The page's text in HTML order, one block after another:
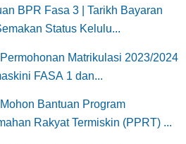
BPR Fasa 3 | Tarikh Bayaran
Status Kelulu...
Matrikulasi 2023/2024
FASA 1 dan...
Bantuan Program
Rakyat Termiskin (PPRT) ...